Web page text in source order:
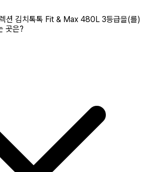
션 김치톡톡 Fit & Max 480L 3등급을(를)
곳은?